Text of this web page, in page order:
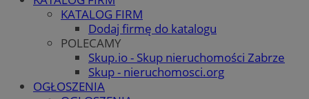
KATALOG FIRM
Dodaj firmę do katalogu
POLECAMY
Skup.io - Skup nieruchomości Zabrze
Skup - nieruchomosci.org
OGŁOSZENIA